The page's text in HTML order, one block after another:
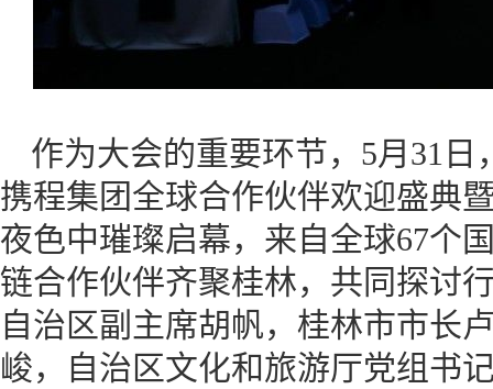
作为大会的重要环节，5月31
携程集团全球合作伙伴欢迎盛典
夜色中璀璨启幕，来自全球67个
链合作伙伴齐聚桂林，共同探讨
自治区副主席胡帆，桂林市市长
峻，自治区文化和旅游厅党组书